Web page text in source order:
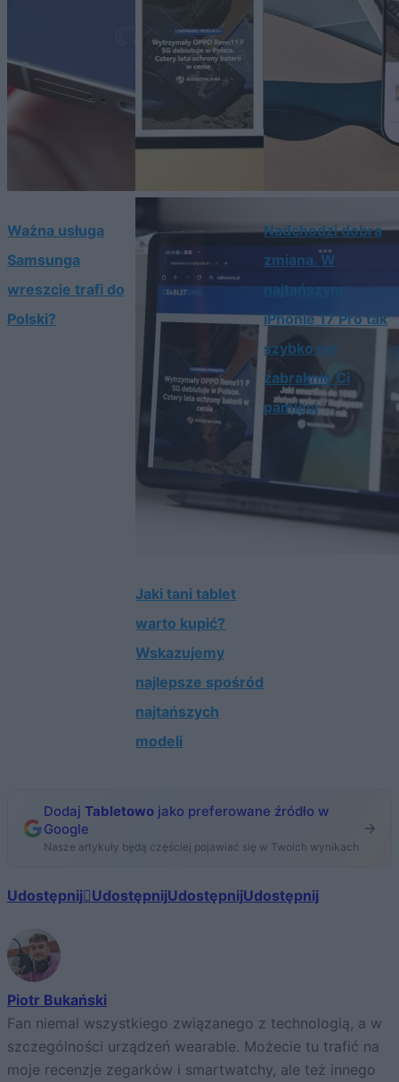
Ważna usługa
Samsunga
wreszcie trafi do
Polski?
Jaki tani tablet
warto kupić?
Wskazujemy
najlepsze spośród
najtańszych
modeli
Nadchodzi dobra
zmiana. W
najtańszym
iPhonie 17 Pro tak
szybko nie
zabraknie Ci
pamięci
Dodaj Tabletowo jako preferowane źródło w
Google
Nasze artykuły będą częściej pojawiać się w Twoich wynikach
Udostępnij UdostępnijUdostępnijUdostępnij
Piotr Bukański
Fan niemal wszystkiego związanego z technologią, a w
szczególności urządzeń wearable. Możecie tu trafić na
moje recenzje zegarków i smartwatchy, ale też innego